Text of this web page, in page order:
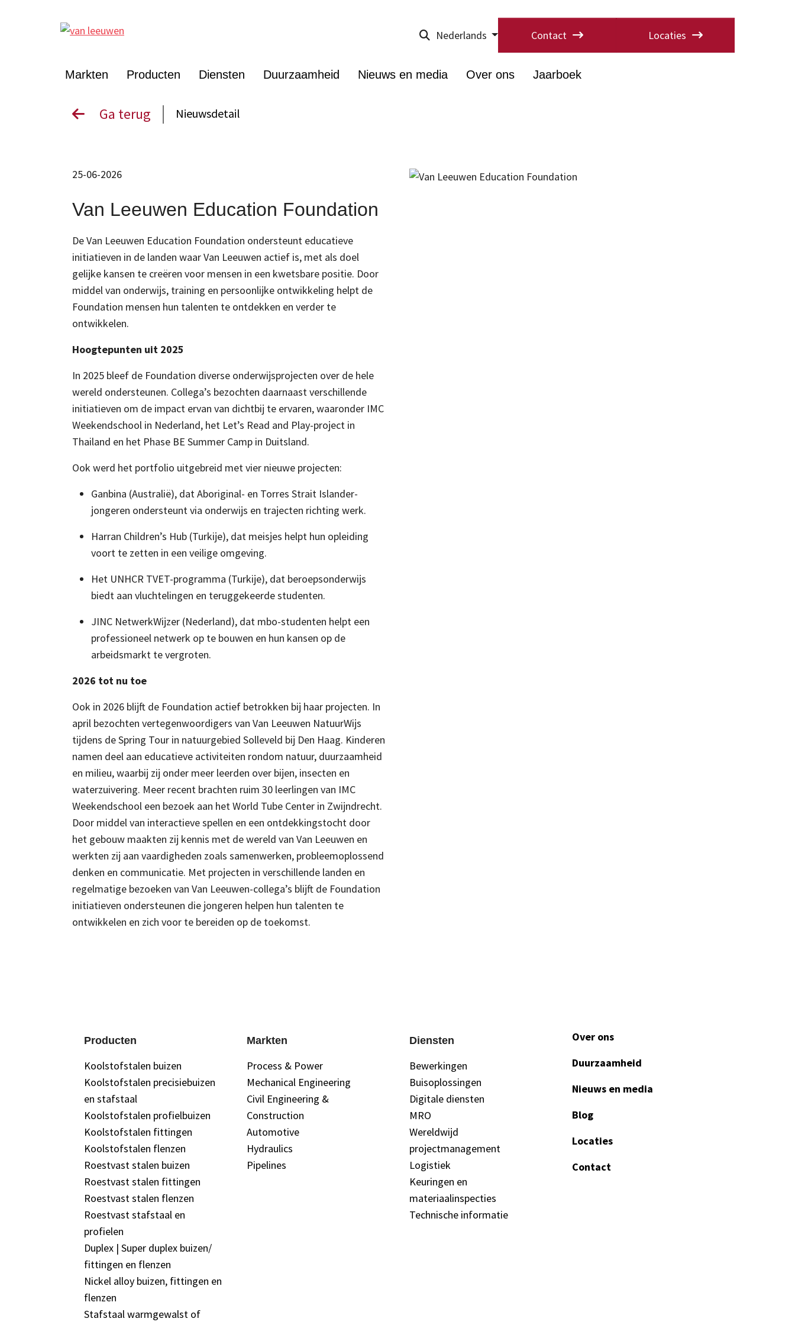
Nederlands Contact Locaties
Markten Producten Diensten Duurzaamheid Nieuws en media Over ons Jaarboek
Ga terug Nieuwsdetail
25-06-2026
Van Leeuwen Education Foundation
De Van Leeuwen Education Foundation ondersteunt educatieve
initiatieven in de landen waar Van Leeuwen actief is, met als doel
gelijke kansen te creëren voor mensen in een kwetsbare positie. Door
middel van onderwijs, training en persoonlijke ontwikkeling helpt de
Foundation mensen hun talenten te ontdekken en verder te
ontwikkelen.
Hoogtepunten uit 2025
In 2025 bleef de Foundation diverse onderwijsprojecten over de hele
wereld ondersteunen. Collega’s bezochten daarnaast verschillende
initiatieven om de impact ervan van dichtbij te ervaren, waaronder IMC
Weekendschool in Nederland, het Let’s Read and Play-project in
Thailand en het Phase BE Summer Camp in Duitsland.
Ook werd het portfolio uitgebreid met vier nieuwe projecten:
Ganbina (Australië), dat Aboriginal- en Torres Strait Islander-
jongeren ondersteunt via onderwijs en trajecten richting werk.
Harran Children’s Hub (Turkije), dat meisjes helpt hun opleiding
voort te zetten in een veilige omgeving.
Het UNHCR TVET-programma (Turkije), dat beroepsonderwijs
biedt aan vluchtelingen en teruggekeerde studenten.
JINC NetwerkWijzer (Nederland), dat mbo-studenten helpt een
professioneel netwerk op te bouwen en hun kansen op de
arbeidsmarkt te vergroten.
2026 tot nu toe
Ook in 2026 blijft de Foundation actief betrokken bij haar projecten. In
april bezochten vertegenwoordigers van Van Leeuwen NatuurWijs
tijdens de Spring Tour in natuurgebied Solleveld bij Den Haag. Kinderen
namen deel aan educatieve activiteiten rondom natuur, duurzaamheid
en milieu, waarbij zij onder meer leerden over bijen, insecten en
waterzuivering. Meer recent brachten ruim 30 leerlingen van IMC
Weekendschool een bezoek aan het World Tube Center in Zwijndrecht.
Door middel van interactieve spellen en een ontdekkingstocht door
het gebouw maakten zij kennis met de wereld van Van Leeuwen en
werkten zij aan vaardigheden zoals samenwerken, probleemoplossend
denken en communicatie. Met projecten in verschillende landen en
regelmatige bezoeken van Van Leeuwen-collega’s blijft de Foundation
initiatieven ondersteunen die jongeren helpen hun talenten te
ontwikkelen en zich voor te bereiden op de toekomst.
Producten
Koolstofstalen buizen
Koolstofstalen precisiebuizen
en stafstaal
Koolstofstalen profielbuizen
Koolstofstalen fittingen
Koolstofstalen flenzen
Roestvast stalen buizen
Roestvast stalen fittingen
Roestvast stalen flenzen
Roestvast stafstaal en
profielen
Duplex | Super duplex buizen/
fittingen en flenzen
Nickel alloy buizen, fittingen en
flenzen
Stafstaal warmgewalst of
Markten
Process & Power
Mechanical Engineering
Civil Engineering &
Construction
Automotive
Hydraulics
Pipelines
Diensten
Bewerkingen
Buisoplossingen
Digitale diensten
MRO
Wereldwijd
projectmanagement
Logistiek
Keuringen en
materiaalinspecties
Technische informatie
Over ons
Duurzaamheid
Nieuws en media
Blog
Locaties
Contact